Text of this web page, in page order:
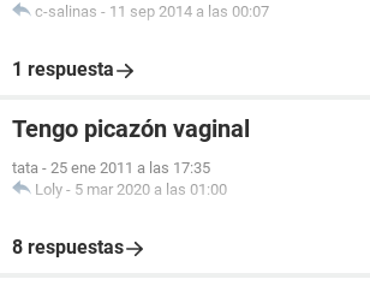
c-salinas - 11 sep 2014 a las 00:07
1 respuesta
Tengo picazón vaginal
tata - 25 ene 2011 a las 17:35
Loly - 5 mar 2020 a las 01:00
8 respuestas